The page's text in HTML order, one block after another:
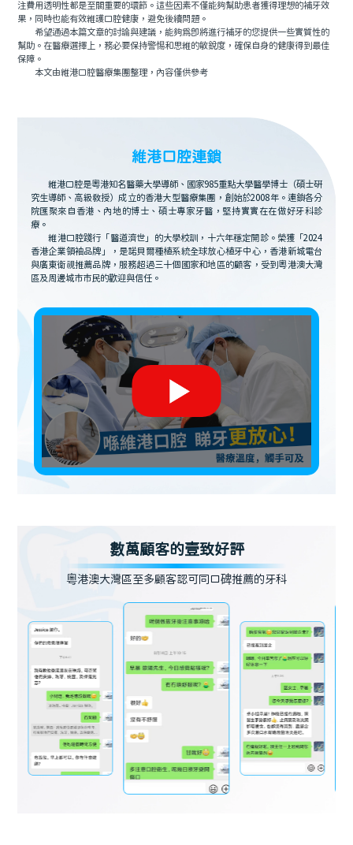
注費用透明性都是至關重要的環節。這些因素不僅能夠幫助患者獲得理想的補牙效
果，同時也能有效維護口腔健康，避免後續問題。
希望通過本篇文章的討論與建議，能夠爲即將進行補牙的您提供一些實質性的
幫助。在醫療選擇上，務必要保持警惕和思維的敏銳度，確保自身的健康得到最佳
保障。
本文由維港口腔醫療集團整理，內容僅供參考
維港口腔連鎖
維港口腔是粵港知名醫藥大學導師、國家985重點大學醫學博士（碩士研
究生導師、高級教授）成立的香港大型醫療集團，創始於2008年。連鎖各分
院匯聚來自香港、內地的博士、碩士專家牙醫，堅持實實在在做好牙科診
療。
維港口腔踐行「醫道濟世」的大學校訓，十六年穩定開診。榮獲「2024
香港企業領袖品牌」，是諾貝爾種植系統全球放心植牙中心，香港新城電台
與廣東衛視推薦品牌，服務超過三十個國家和地區的顧客，受到粵港澳大灣
區及周邊城市市民的歡迎與信任。
數萬顧客的壹致好評
粵港澳大灣區至多顧客認可同口碑推薦的牙科